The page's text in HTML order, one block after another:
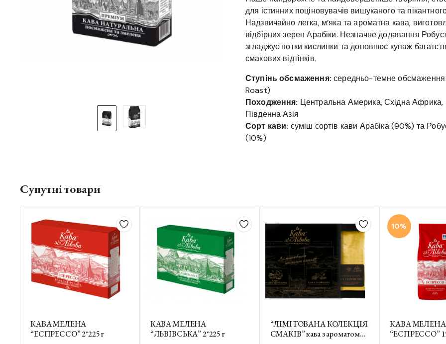
для істинних поціновувачів вишуканого та
Надзвичайно легка, м’яка та ароматна кава,
відбірних зерен Арабіки. Незначне додавання
згладжує нотки кислинки та доповнює купаж
смакових відтінків.
Ступінь обсмаження: середньо-темне
Roast)
Походження: Центральна Америка, Східна Африка,
Південна Азія
Сорт кави: суміш сортів кави Арабіка (90%) та
(10%)
Супутні товари
КАВА МЕЛЕНА
“ЕСПРЕССО” 2*225 г
КАВА МЕЛЕНА
“ЛЬВІВСЬКА” 2*225 г
“ЛІМІТОВАНА КОЛЕКЦІЯ
СМАКІВ” кава з ароматом
10%
КАВА МЕЛЕНА
“ЕСПРЕССО”